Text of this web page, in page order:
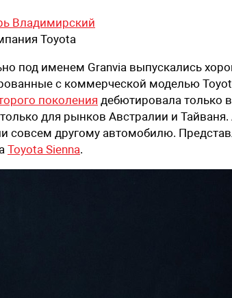
Владимирский
Toyota
под именем Granvia выпускались
с коммерческой моделью
поколения дебютировала только
для рынков Австралии и
совсем другому автомобилю.
Toyota Sienna.